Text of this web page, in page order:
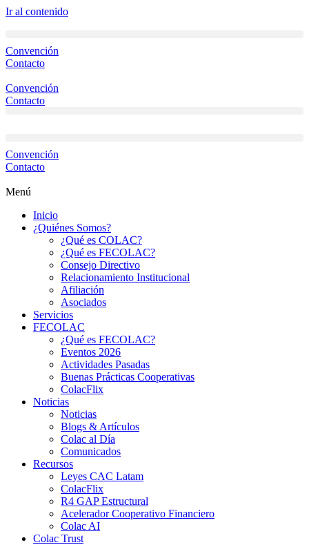
Ir al contenido
Convención
Contacto
Convención
Contacto
Convención
Contacto
Menú
Inicio
¿Quiénes Somos?
¿Qué es COLAC?
¿Qué es FECOLAC?
Consejo Directivo
Relacionamiento Institucional
Afiliación
Asociados
Servicios
FECOLAC
¿Qué es FECOLAC?
Eventos 2026
Actividades Pasadas
Buenas Prácticas Cooperativas
ColacFlix
Noticias
Noticias
Blogs & Artículos
Colac al Día
Comunicados
Recursos
Leyes CAC Latam
ColacFlix
R4 GAP Estructural
Acelerador Cooperativo Financiero
Colac AI
Colac Trust